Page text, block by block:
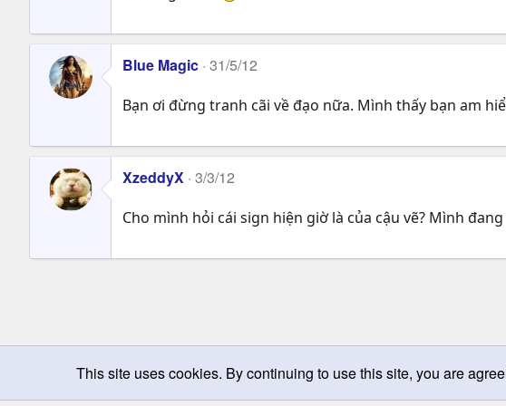
Blue Magic 31/5/12
Bạn ơi đừng tranh cãi về đạo nữa. Mình thấy bạn am
XzeddyX 3/3/12
Cho mình hỏi cái sign hiện giờ là của cậu vẽ? Mình
Chọn giao diện Change width
This site uses cookies. By continuing to use this site, you are